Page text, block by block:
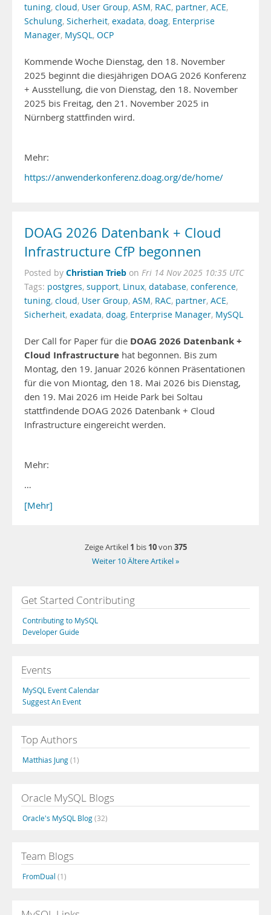
tuning, cloud, User Group, ASM, RAC, partner, ACE,
Schulung, Sicherheit, exadata, doag, Enterprise
Manager, MySQL, OCP
Kommende Woche Dienstag, den 18. November
2025 beginnt die diesjährigen DOAG 2026 Konferenz
+ Ausstellung, die von Dienstag, den 18. November
2025 bis Freitag, den 21. November 2025 in
Nürnberg stattfinden wird.
Mehr:
https://anwenderkonferenz.doag.org/de/home/
DOAG 2026 Datenbank + Cloud
Infrastructure CfP begonnen
Posted by Christian Trieb on Fri 14 Nov 2025 10:35 UTC
Tags: postgres, support, Linux, database, conference,
tuning, cloud, User Group, ASM, RAC, partner, ACE,
Sicherheit, exadata, doag, Enterprise Manager, MySQL
Der Call for Paper für die DOAG 2026 Datenbank +
Cloud Infrastructure hat begonnen. Bis zum
Montag, den 19. Januar 2026 können Präsentationen
für die von Miontag, den 18. Mai 2026 bis Dienstag,
den 19. Mai 2026 im Heide Park bei Soltau
stattfindende DOAG 2026 Datenbank + Cloud
Infrastructure eingereicht werden.
Mehr:
…
[Mehr]
Zeige Artikel 1 bis 10von 375
Weiter 10 Ältere Artikel »
Get Started Contributing
Contributing to MySQL
Developer Guide
Events
MySQL Event Calendar
Suggest An Event
Top Authors
Matthias Jung(1)
Oracle MySQL Blogs
Oracle's MySQL Blog(32)
Team Blogs
FromDual (1)